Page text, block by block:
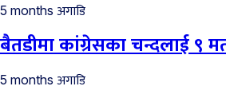
5 months अगाडि
बैतडीमा कांग्रेसका चन्दलाई ९
5 months अगाडि